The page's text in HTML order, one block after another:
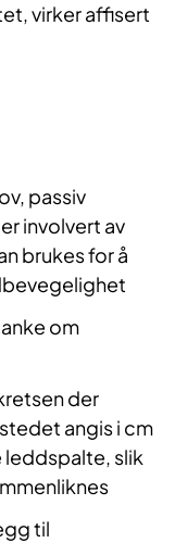
virker affisert
passiv
involvert av
brukes for å
om
der
angis i cm
slik
til